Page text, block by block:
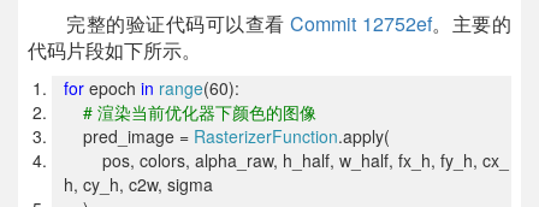
完整的验证代码可以查看Commit 12752ef。主要的
代码片段如下所示。
for epoch in range(60):
# 渲染当前优化器下颜色的图像
pred_image = RasterizerFunction.apply(
pos, colors, alpha_raw, h_half, w_half, fx_h, fy_h, cx_
h, cy_h, c2w, sigma